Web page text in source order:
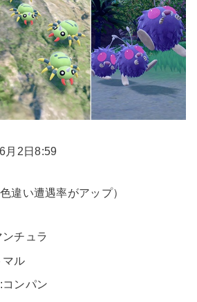
月2日8:59
違い遭遇率がアップ）
チュラ
マル
ンパン